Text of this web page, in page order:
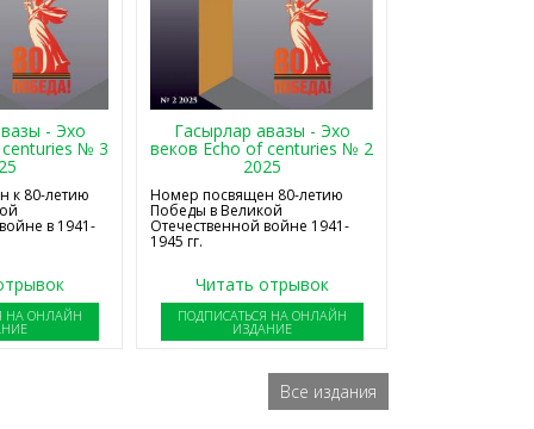
- Эхо
№ 3
к 80-летию
в 1941-
НА ОНЛАЙН
Гасырлар авазы - Эхо
веков Echo of centuries № 2
2025
Номер посвящен 80-летию
Победы в Великой
Отечественной войне 1941-
1945 гг.
Читать отрывок
ПОДПИСАТЬСЯ НА ОНЛАЙН
ИЗДАНИЕ
Все издания